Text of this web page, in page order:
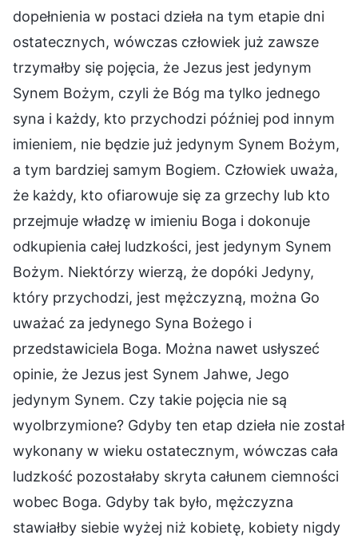
dopełnienia w postaci dzieła na tym etapie dni
ostatecznych, wówczas człowiek już zawsze
trzymałby się pojęcia, że Jezus jest jedynym
Synem Bożym, czyli że Bóg ma tylko jednego
syna i każdy, kto przychodzi później pod innym
imieniem, nie będzie już jedynym Synem Bożym,
a tym bardziej samym Bogiem. Człowiek uważa,
że każdy, kto ofiarowuje się za grzechy lub kto
przejmuje władzę w imieniu Boga i dokonuje
odkupienia całej ludzkości, jest jedynym Synem
Bożym. Niektórzy wierzą, że dopóki Jedyny,
który przychodzi, jest mężczyzną, można Go
uważać za jedynego Syna Bożego i
przedstawiciela Boga. Można nawet usłyszeć
opinie, że Jezus jest Synem Jahwe, Jego
jedynym Synem. Czy takie pojęcia nie są
wyolbrzymione? Gdyby ten etap dzieła nie został
wykonany w wieku ostatecznym, wówczas cała
ludzkość pozostałaby skryta całunem ciemności
wobec Boga. Gdyby tak było, mężczyzna
stawiałby siebie wyżej niż kobietę, kobiety nigdy